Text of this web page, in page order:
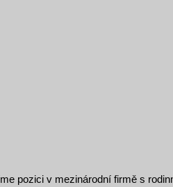
pozici v mezinárodní firmě s